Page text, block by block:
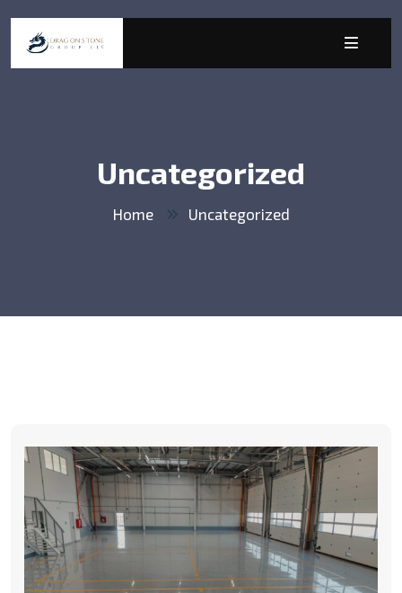
Uncategorized
Home Uncategorized